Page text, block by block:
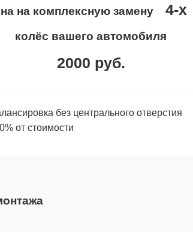
на комплексную замену 4-х
колёс вашего автомобиля
2000 руб.
без центрального отверстия
от стоимости